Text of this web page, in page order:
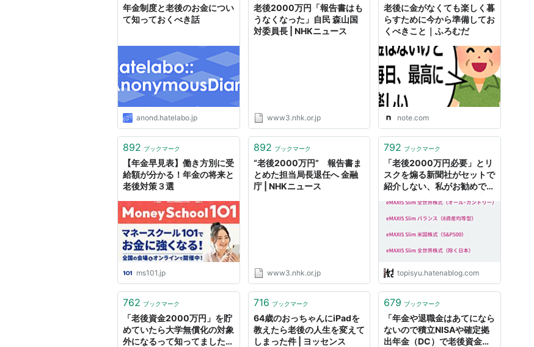
年金制度と老後のお金につい
て知っておくべき話
anond.hatelabo.jp
老後2000万円「報告書はも
うなくなった」自民 森山国
対委員長 | NHKニュース
www3.nhk.or.jp
老後に金がなくても楽しく暮
らすために今から準備してお
くべきこと｜ふろむだ
note.com
892 ブックマーク
【年金早見表】働き方別に受
給額が分かる！年金の将来と
老後対策３選
ms101.jp
892 ブックマーク
“老後2000万円” 報告書ま
とめた担当局長退任へ 金融
庁 | NHKニュース
www3.nhk.or.jp
792 ブックマーク
「老後2000万円必要」とリ
スクを煽る新聞社がセットで
紹介しない、私がお勧めでき
topisyu.hatenablog.com
762 ブックマーク
「老後資金2000万円」を貯
めていたら大学無償化の対象
外になるって知ってました？
716 ブックマーク
64歳のおっちゃんにiPadを
教えたら老後の人生を変えて
しまった件 | ヨッセンス
679 ブックマーク
「年金や退職金はあてになら
ないので積立NISAや確定拠
出年金（DC）で老後資金を